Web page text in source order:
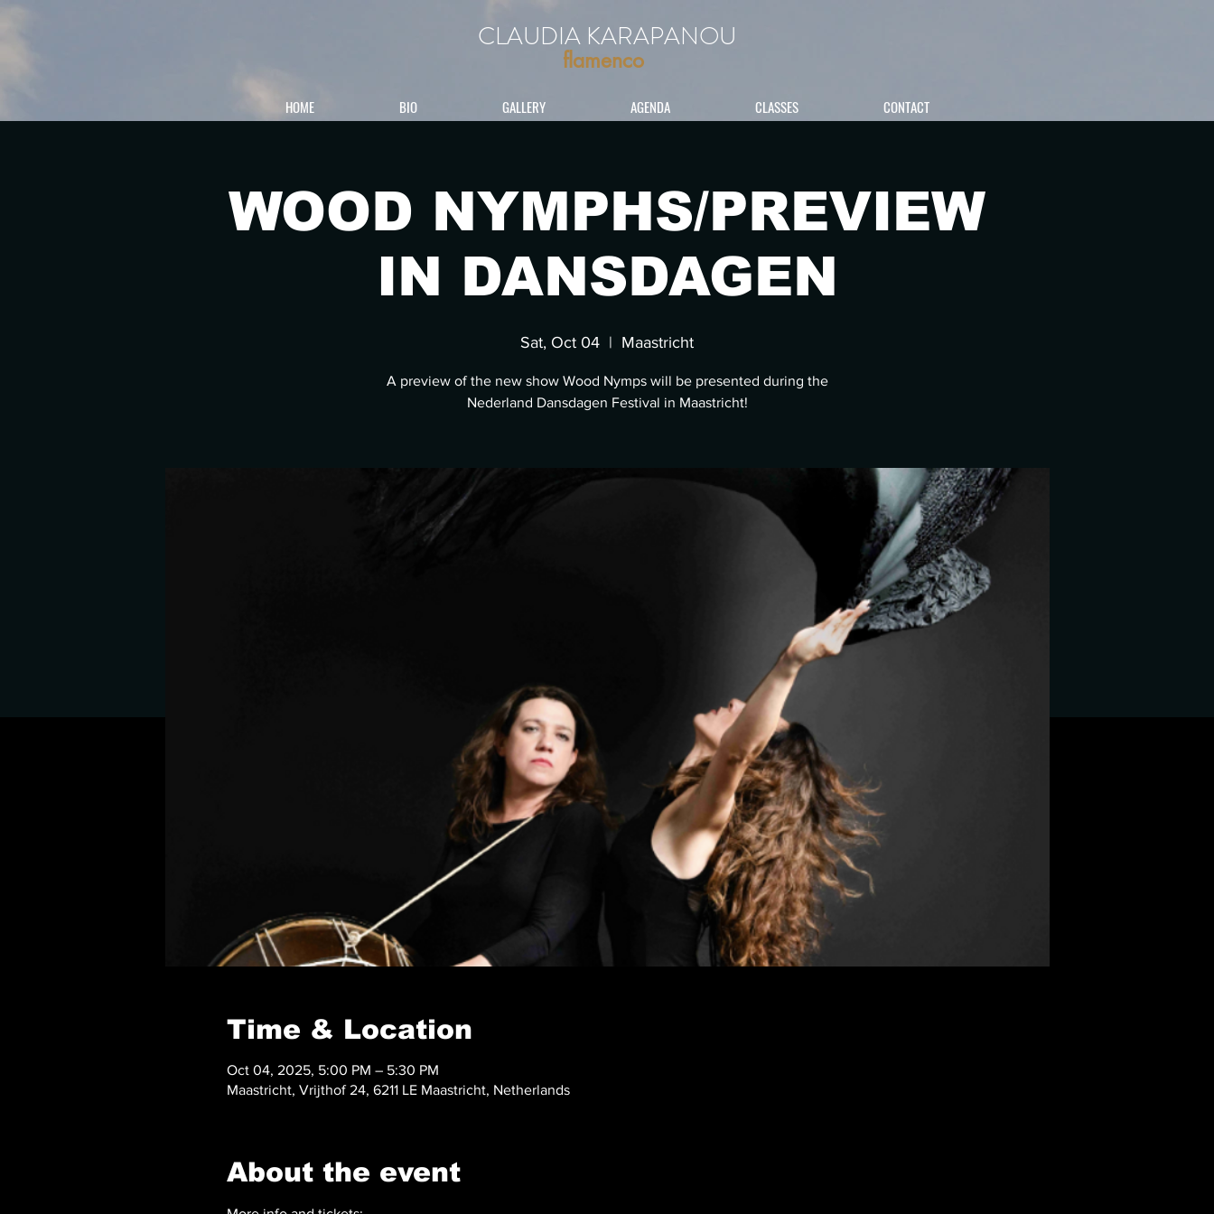
CLAUDIA KARAPANOU
flamenco
HOME BIO GALLERY AGENDA CLASSES CONTACT
WOOD NYMPHS/PREVIEW
IN DANSDAGEN
Sat, Oct 04
  |
Maastricht
A preview of the new show Wood Nymps will be presented during the
Nederland Dansdagen Festival in Maastricht!
Time & Location
Oct 04, 2025, 5:00 PM – 5:30 PM
Maastricht, Vrijthof 24, 6211 LE Maastricht, Netherlands
About the event